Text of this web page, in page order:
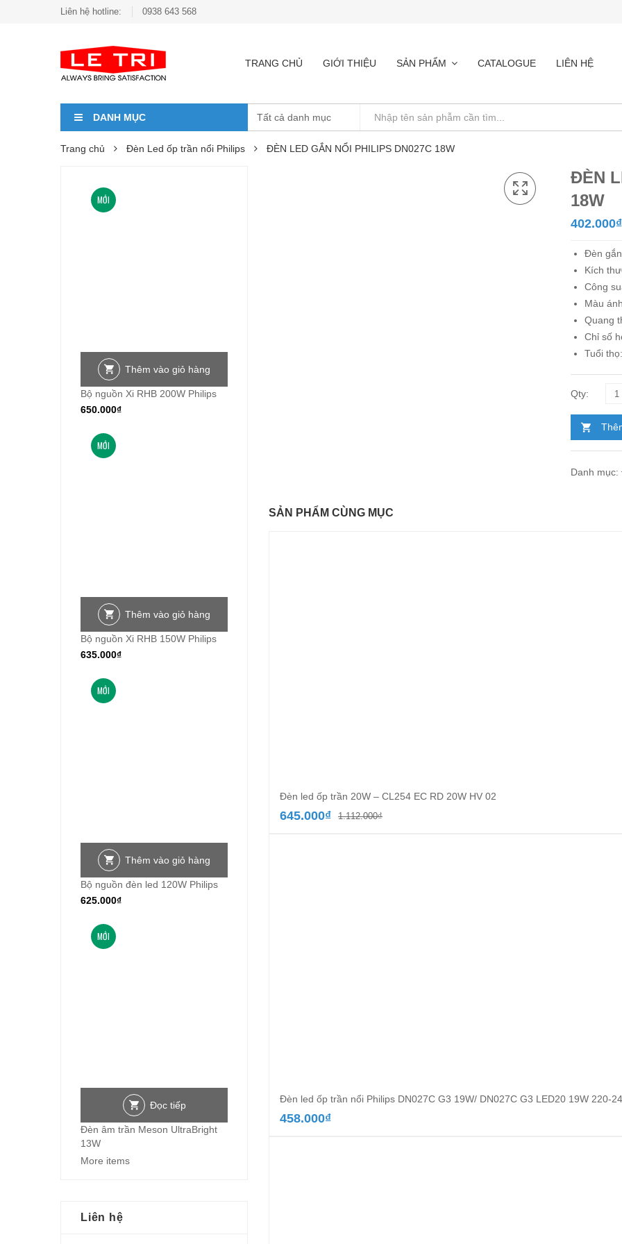
Liên hệ hotline: 0938 643 568
TRANG CHỦ GIỚI THIỆU SẢN PHẨM CATALOGUE LIÊN HỆ
DANH MỤC
Trang chủ Đèn Led ốp trần nổi Philips ĐÈN LED GẮN NỔI PHILIPS DN027C 18W
ĐÈN
18W
402.000₫
Đèn
Kích
Công
Màu
Quang
Chỉ số
Tuổi
Danh mục:
SẢN PHẨM CÙNG MỤC
Đèn led ốp trần 20W – CL254 EC RD 20W HV 02
1.112.000₫Giá
645.000₫
Giá
Đèn led ốp trần nổi Philips DN027C G3 19W/ DN027C G3 LED20 19W 220-
458.000₫
MỚI
Thêm vào giỏ hàng
Bộ nguồn Xi RHB 200W Philips
650.000₫
MỚI
Thêm vào giỏ hàng
Bộ nguồn Xi RHB 150W Philips
635.000₫
MỚI
Thêm vào giỏ hàng
Bộ nguồn đèn led 120W Philips
625.000₫
MỚI
Đọc tiếp
Đèn âm trần Meson UltraBright
13W
More items
Liên hệ